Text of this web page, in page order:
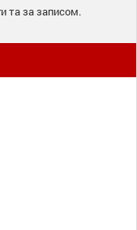
та за записом.